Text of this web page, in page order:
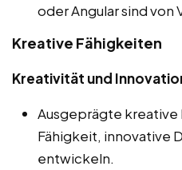
oder Angular sind von
Kreative Fähigkeiten
Kreativität und
Ausgeprägte kreative
Fähigkeit, innovative
entwickeln.